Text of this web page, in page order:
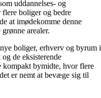
uddannelses- og
flere boliger og bedre
at imødekomme denne
arealer.
boliger, erhverv og byrum i
de eksisterende
kompakt bymidte, hvor flere
er nemt at bevæge sig til